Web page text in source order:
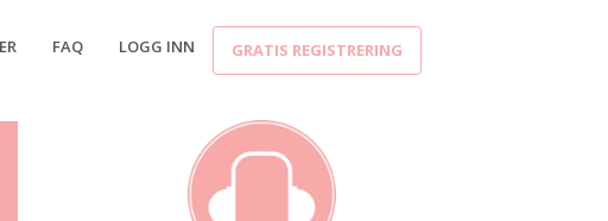
FAQ LOGG INN GRATIS REGISTRERING